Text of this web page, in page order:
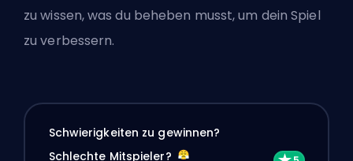
zu wissen, was du beheben musst, um dein Spiel
zu verbessern.
Schwierigkeiten zu gewinnen?
Schlechte Mitspieler?